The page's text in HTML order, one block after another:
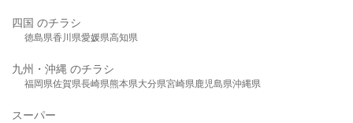
四国 のチラシ
徳島県香川県愛媛県高知県
九州・沖縄 のチラシ
福岡県佐賀県長崎県熊本県大分県宮崎県鹿児島県沖縄県
スーパー